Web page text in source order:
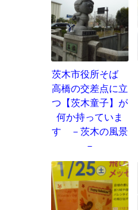
茨木市役所そば
高橋の交差点に立
つ【茨木童子】が
何か持っていま
す －茨木の風景
－